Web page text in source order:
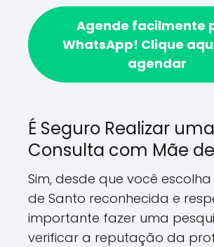
Agende facilmente
WhatsApp! Clique
agendar
É Seguro Realizar uma
Consulta com Mãe
Sim, desde que você
de Santo reconhecida e
importante fazer uma
verificar a reputação da